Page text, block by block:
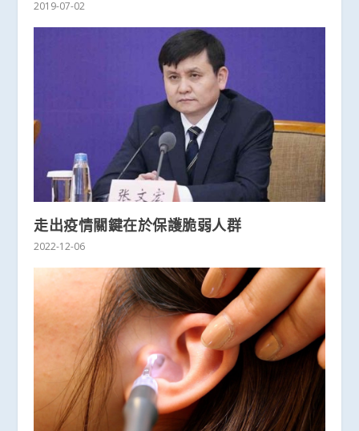
2019-07-02
走出疫情關鍵在於保護脆弱人群
2022-12-06